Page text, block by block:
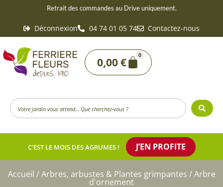
contenu
Retrait des commandes au Drive uniquement.
Déconnexion 04 74 01 05 74 Contactez-nous
0,00€
0
Panier
Search
...
C’EST LE MOIS DES AGRUMES ! J’EN PROFITE
Accueil /Arbres, arbustes & Plantes grimpantes / Arbre
d'ornement